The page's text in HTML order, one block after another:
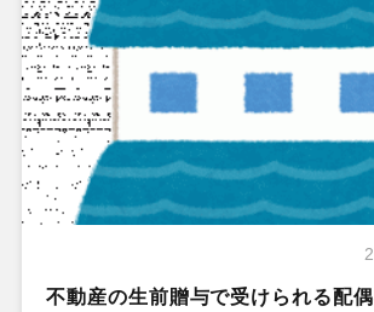
不動産の生前贈与で受けられる配